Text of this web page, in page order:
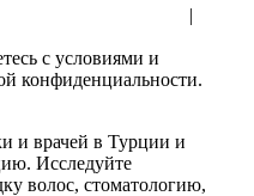
|
с условиями и
конфиденциальности.
и врачей в Турции и
Исследуйте
волос, стоматологию,